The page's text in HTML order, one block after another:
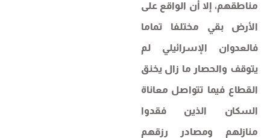
مناطقهم، إلا أن الواقع على
الأرض بقي مختلفا تماما
فالعدوان الإسرائيلي لم
يتوقف والحصار ما زال يخنق
القطاع فيما تتواصل معاناة
السكان الذين فقدوا
منازلهم ومصادر رزقهم